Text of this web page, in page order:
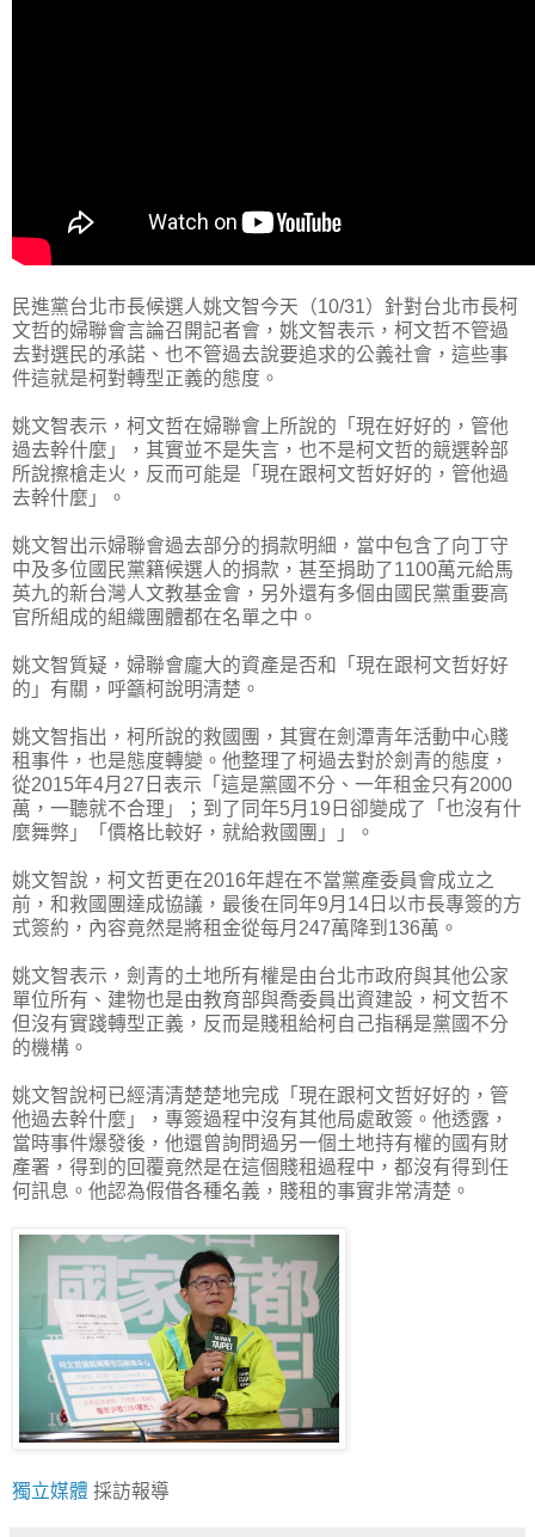
民進黨台北市長候選人姚文智今天（10/31）針對台北市長柯
文哲的婦聯會言論召開記者會，姚文智表示，柯文哲不管過
去對選民的承諾、也不管過去說要追求的公義社會，這些事
件這就是柯對轉型正義的態度。
姚文智表示，柯文哲在婦聯會上所說的「現在好好的，管他
過去幹什麼」，其實並不是失言，也不是柯文哲的競選幹部
所說擦槍走火，反而可能是「現在跟柯文哲好好的，管他過
去幹什麼」。
姚文智出示婦聯會過去部分的捐款明細，當中包含了向丁守
中及多位國民黨籍候選人的捐款，甚至捐助了1100萬元給馬
英九的新台灣人文教基金會，另外還有多個由國民黨重要高
官所組成的組織團體都在名單之中。
姚文智質疑，婦聯會龐大的資產是否和「現在跟柯文哲好好
的」有關，呼籲柯說明清楚。
姚文智指出，柯所說的救國團，其實在劍潭青年活動中心賤
租事件，也是態度轉變。他整理了柯過去對於劍青的態度，
從2015年4月27日表示「這是黨國不分、一年租金只有2000
萬，一聽就不合理」；到了同年5月19日卻變成了「也沒有什
麼舞弊」「價格比較好，就給救國團」」。
姚文智說，柯文哲更在2016年趕在不當黨產委員會成立之
前，和救國團達成協議，最後在同年9月14日以市長專簽的方
式簽約，內容竟然是將租金從每月247萬降到136萬。
姚文智表示，劍青的土地所有權是由台北市政府與其他公家
單位所有、建物也是由教育部與喬委員出資建設，柯文哲不
但沒有實踐轉型正義，反而是賤租給柯自己指稱是黨國不分
的機構。
姚文智說柯已經清清楚楚地完成「現在跟柯文哲好好的，管
他過去幹什麼」，專簽過程中沒有其他局處敢簽。他透露，
當時事件爆發後，他還曾詢問過另一個土地持有權的國有財
產署，得到的回覆竟然是在這個賤租過程中，都沒有得到任
何訊息。他認為假借各種名義，賤租的事實非常清楚。
獨立媒體 採訪報導